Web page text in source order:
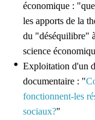
économique :
les apports de la
du "déséquilibre"
science
Exploitation d'un
documentaire : "
fonctionnent-les
sociaux?"